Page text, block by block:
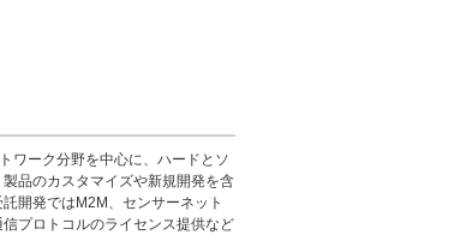
ワーク分野を中心に、ハードとソ
品のカスタマイズや新規開発を含
開発ではM2M、センサーネット
プロトコルのライセンス提供など